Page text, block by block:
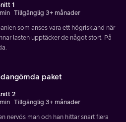
1
Tillgänglig 3+ månader
som anses vara ett högriskland när
lasten upptäcker de något stort. På
paket
2
Tillgänglig 3+ månader
nervös man och han hittar snart flera